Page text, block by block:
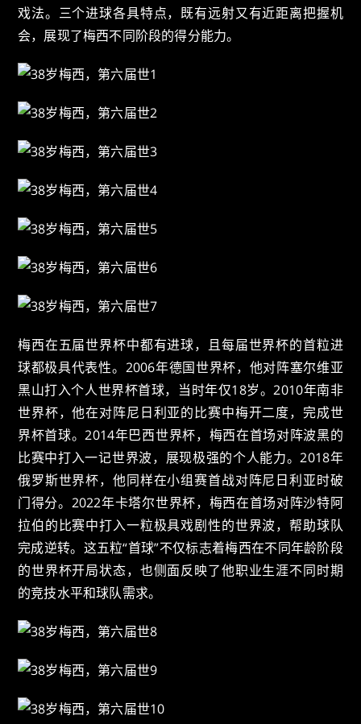
戏法。三个进球各具特点，既有远射又有近距离把握机
会，展现了梅西不同阶段的得分能力。
梅西在五届世界杯中都有进球，且每届世界杯的首粒进
球都极具代表性。2006年德国世界杯，他对阵塞尔维亚
黑山打入个人世界杯首球，当时年仅18岁。2010年南非
世界杯，他在对阵尼日利亚的比赛中梅开二度，完成世
界杯首球。2014年巴西世界杯，梅西在首场对阵波黑的
比赛中打入一记世界波，展现极强的个人能力。2018年
俄罗斯世界杯，他同样在小组赛首战对阵尼日利亚时破
门得分。2022年卡塔尔世界杯，梅西在首场对阵沙特阿
拉伯的比赛中打入一粒极具戏剧性的世界波，帮助球队
完成逆转。这五粒“首球”不仅标志着梅西在不同年龄阶段
的世界杯开局状态，也侧面反映了他职业生涯不同时期
的竞技水平和球队需求。